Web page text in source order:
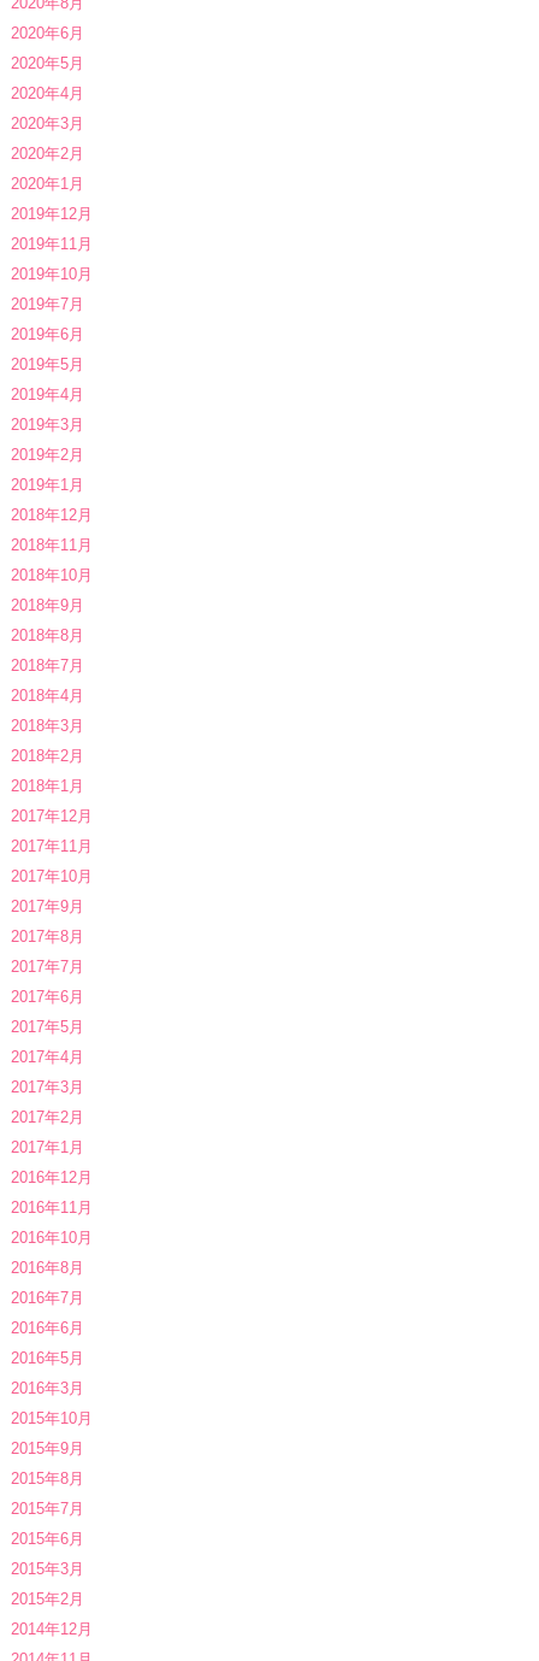
2020年6月
2020年5月
2020年4月
2020年3月
2020年2月
2020年1月
2019年12月
2019年11月
2019年10月
2019年7月
2019年6月
2019年5月
2019年4月
2019年3月
2019年2月
2019年1月
2018年12月
2018年11月
2018年10月
2018年9月
2018年8月
2018年7月
2018年4月
2018年3月
2018年2月
2018年1月
2017年12月
2017年11月
2017年10月
2017年9月
2017年8月
2017年7月
2017年6月
2017年5月
2017年4月
2017年3月
2017年2月
2017年1月
2016年12月
2016年11月
2016年10月
2016年8月
2016年7月
2016年6月
2016年5月
2016年3月
2015年10月
2015年9月
2015年8月
2015年7月
2015年6月
2015年3月
2015年2月
2014年12月